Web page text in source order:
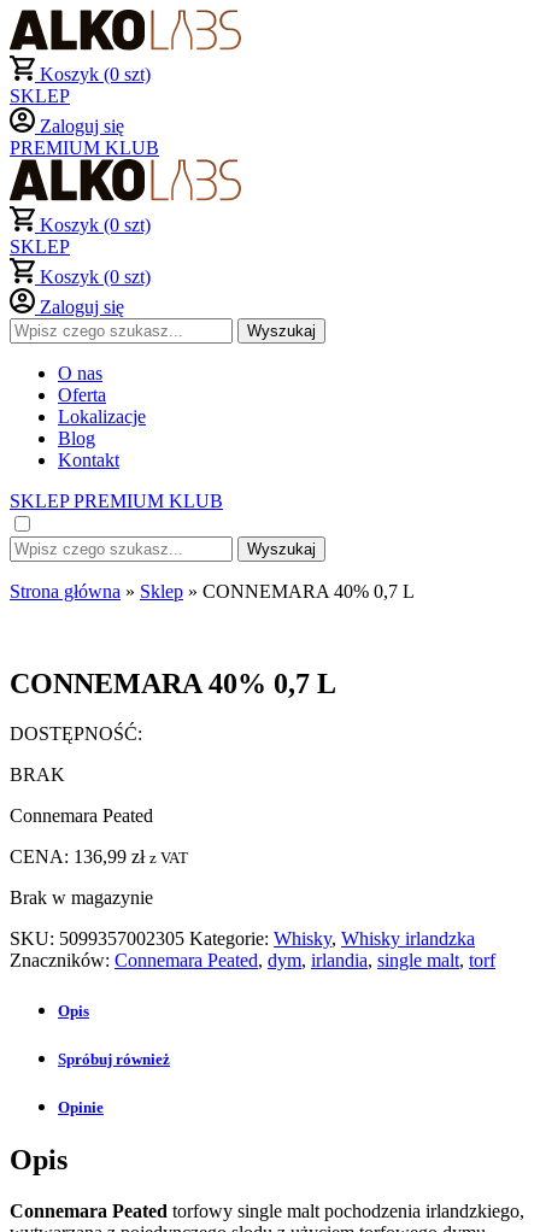
Koszyk (0 szt)
SKLEP
Zaloguj się
PREMIUM KLUB
Koszyk (0 szt)
SKLEP
Koszyk (0 szt)
Zaloguj się
O nas
Oferta
Lokalizacje
Blog
Kontakt
SKLEPPREMIUM KLUB
Strona główna » Sklep » CONNEMARA 40% 0,7 L
CONNEMARA 40% 0,7 L
DOSTĘPNOŚĆ:
BRAK
Connemara Peated
CENA: 136,99 zł z VAT
Brak w magazynie
SKU: 5099357002305 Kategorie: Whisky, Whisky irlandzka
Znaczników: Connemara Peated, dym, irlandia, single malt, torf
Opis
Spróbuj również
Opinie
Opis
Connemara Peated torfowy single malt pochodzenia irlandzkiego,